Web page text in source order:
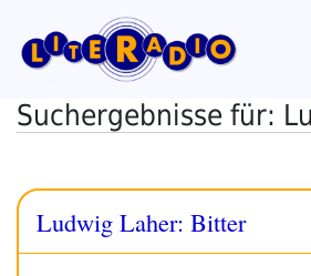
Inhalt
springen
Suchergebnisse für:
Ludwig Laher: Bitter